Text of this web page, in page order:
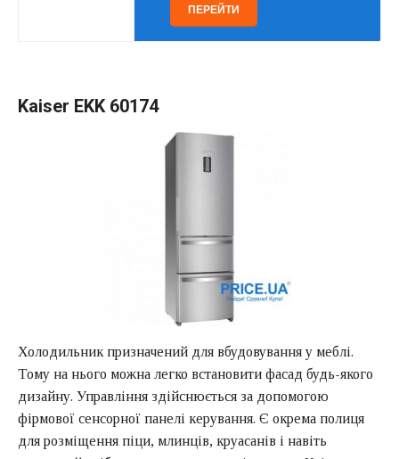
ПЕРЕЙТИ
Kaiser EKK 60174
Холодильник призначений для вбудовування у меблі.
Тому на нього можна легко встановити фасад будь-якого
дизайну. Управління здійснюється за допомогою
фірмової сенсорної панелі керування. Є окрема полиця
для розміщення піци, млинців, круасанів і навіть